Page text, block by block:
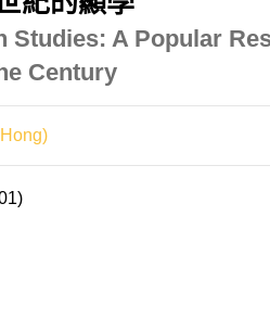
Studies: A Popular
Century